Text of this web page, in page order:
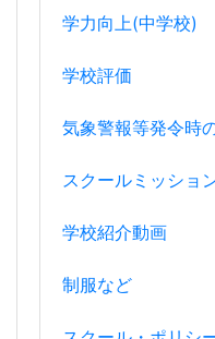
学力向上(中学校)
学校評価
気象警報等発令時
スクールミッショ
学校紹介動画
制服など